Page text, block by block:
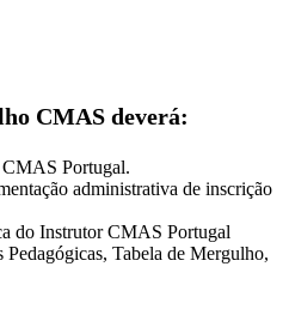
CMAS deverá:
CMAS Portugal.
administrativa de inscrição
do Instrutor CMAS Portugal
Pedagógicas, Tabela de Mergulho,